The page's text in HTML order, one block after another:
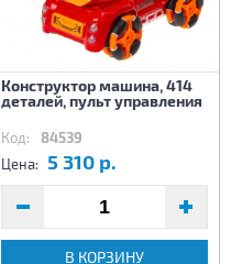
Конструктор машина, 414
деталей, пульт управления
Код: 84539
Цена: 5 310 р.
В КОРЗИНУ